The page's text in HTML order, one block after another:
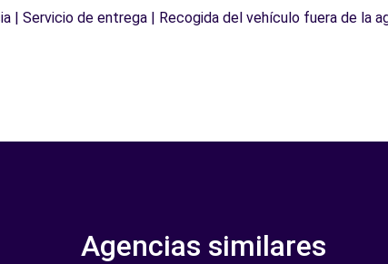
| Servicio de entrega | Recogida del vehículo fuera de la
Agencias similares